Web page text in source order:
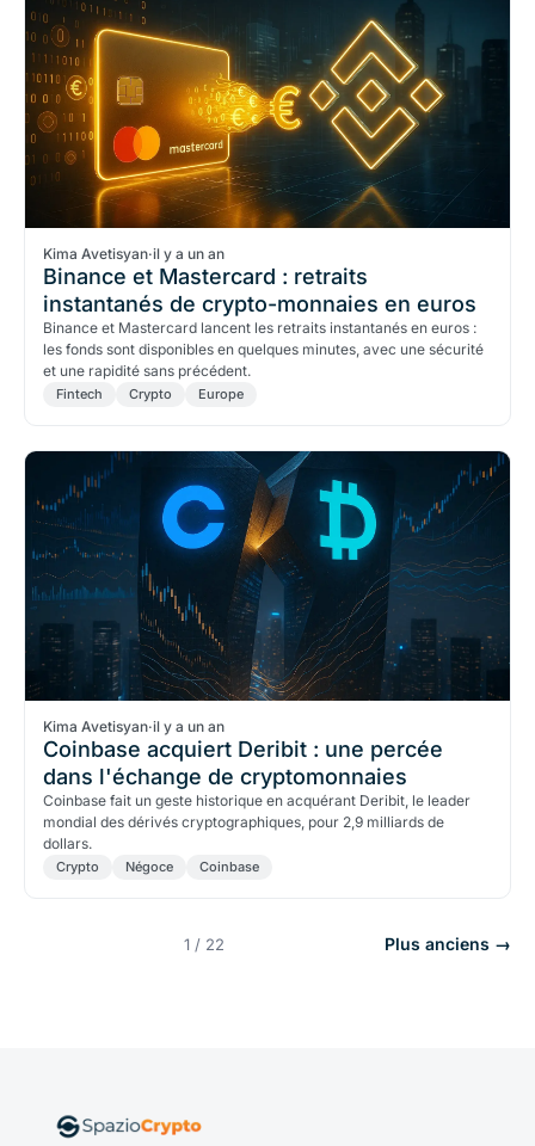
Kima Avetisyan·il y a un an
Binance et Mastercard : retraits
instantanés de crypto-monnaies en euros
Binance et Mastercard lancent les retraits instantanés en euros :
les fonds sont disponibles en quelques minutes, avec une sécurité
et une rapidité sans précédent.
Fintech Crypto Europe
Kima Avetisyan·il y a un an
Coinbase acquiert Deribit : une percée
dans l'échange de cryptomonnaies
Coinbase fait un geste historique en acquérant Deribit, le leader
mondial des dérivés cryptographiques, pour 2,9 milliards de
dollars.
Crypto Négoce Coinbase
1 / 22 Plus anciens →